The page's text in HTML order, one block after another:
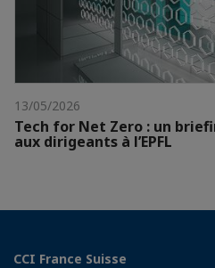
13/05/2026
Tech for Net Zero : un
aux dirigeants à l’EPFL
CCI France Suisse